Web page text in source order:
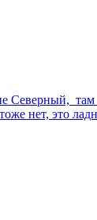
Северный,
нет, это